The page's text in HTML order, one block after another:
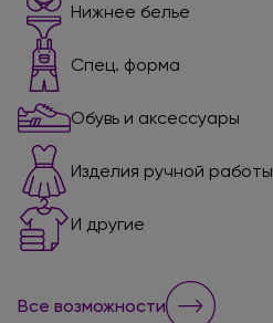
Нижнее белье
Спец. форма
Обувь и аксессуары
Изделия ручной работы
И другие
Все возможности